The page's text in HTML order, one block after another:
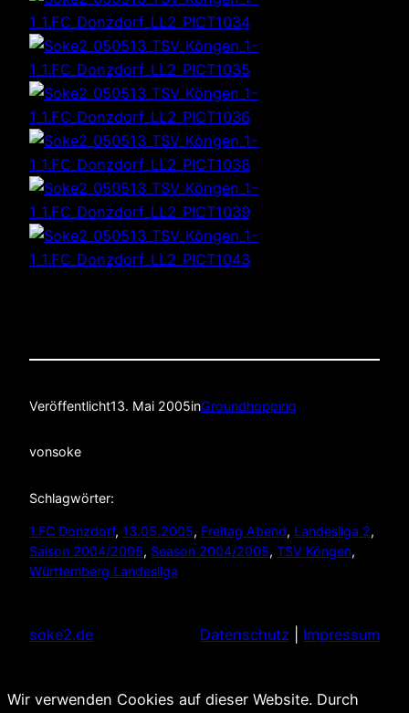
Veröffentlicht13. Mai 2005inGroundhopping
vonsoke
Schlagwörter:
1.FC Donzdorf, 13.05.2005, Freitag Abend, Landesliga 2
Saison 2004/2005, Season 2004/2005, TSV Köngen
Württemberg Landesliga
soke2.de Datenschutz Impressum
Wir verwenden Cookies auf dieser Website. Durch